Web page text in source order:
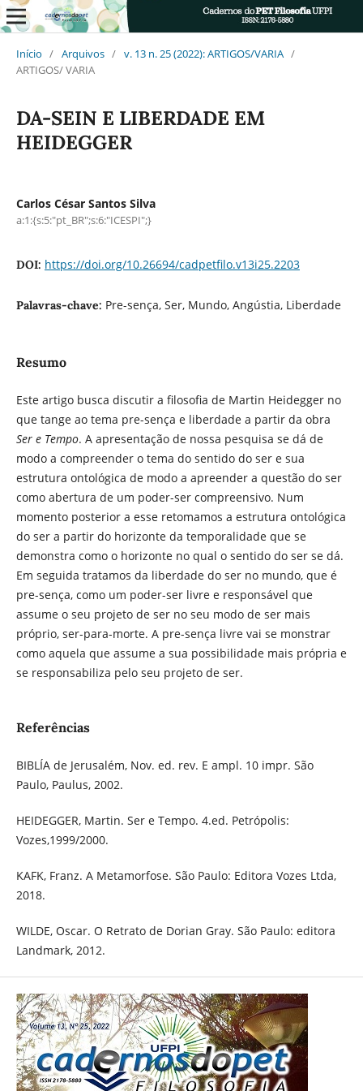
Início / Arquivos / v. 13 n. 25 (2022): ARTIGOS/VARIA /
ARTIGOS/ VARIA
DA-SEIN E LIBERDADE EM
HEIDEGGER
Carlos César Santos Silva
a:1:{s:5:"pt_BR";s:6:"ICESPI";}
DOI: https://doi.org/10.26694/cadpetfilo.v13i25.2203
Palavras-chave: Pre-sença, Ser, Mundo, Angústia, Liberdade
Resumo
Este artigo busca discutir a filosofia de Martin Heidegger no
que tange ao tema pre-sença e liberdade a partir da obra
Ser e Tempo. A apresentação de nossa pesquisa se dá de
modo a compreender o tema do sentido do ser e sua
estrutura ontológica de modo a apreender a questão do ser
como abertura de um poder-ser compreensivo. Num
momento posterior a esse retomamos a estrutura ontológica
do ser a partir do horizonte da temporalidade que se
demonstra como o horizonte no qual o sentido do ser se dá.
Em seguida tratamos da liberdade do ser no mundo, que é
pre-sença, como um poder-ser livre e responsável que
assume o seu projeto de ser no seu modo de ser mais
próprio, ser-para-morte. A pre-sença livre vai se monstrar
como aquela que assume a sua possibilidade mais própria e
se responsabiliza pelo seu projeto de ser.
Referências
BIBLÍA de Jerusalém, Nov. ed. rev. E ampl. 10 impr. São
Paulo, Paulus, 2002.
HEIDEGGER, Martin. Ser e Tempo. 4.ed. Petrópolis:
Vozes,1999/2000.
KAFK, Franz. A Metamorfose. São Paulo: Editora Vozes Ltda,
2018.
WILDE, Oscar. O Retrato de Dorian Gray. São Paulo: editora
Landmark, 2012.